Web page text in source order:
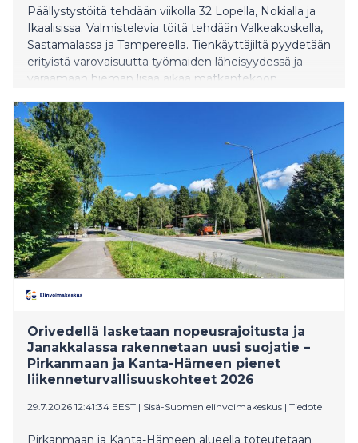
Päällystystöitä tehdään viikolla 32 Lopella, Nokialla ja
Ikaalisissa. Valmistelevia töitä tehdään Valkeakoskella,
Sastamalassa ja Tampereella. Tienkäyttäjiltä pyydetään
erityistä varovaisuutta työmaiden läheisyydessä ja
varaamaan hieman lisää aikaa matkantekoon.
Fintrafficin Liikennetilanne -palvelusta.
Orivedellä lasketaan nopeusrajoitusta ja
Janakkalassa rakennetaan uusi suojatie –
Pirkanmaan ja Kanta-Hämeen pienet
liikenneturvallisuuskohteet 2026
29.7.2026 12:41:34 EEST | Sisä-Suomen elinvoimakeskus | Tiedote
Pirkanmaan ja Kanta-Hämeen alueella toteutetaan